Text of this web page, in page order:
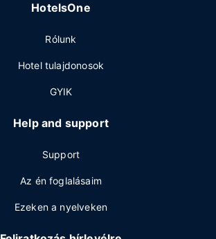
HotelsOne
Rólunk
Hotel tulajdonosok
GYIK
Help and support
Support
Az én foglalásaim
Ezeken a nyelveken